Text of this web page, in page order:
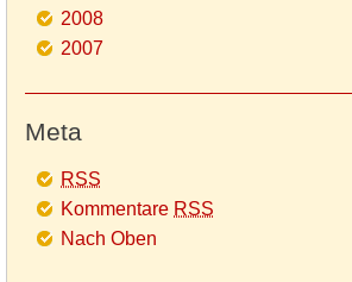
2008
2007
Meta
RSS
Kommentare RSS
Nach Oben